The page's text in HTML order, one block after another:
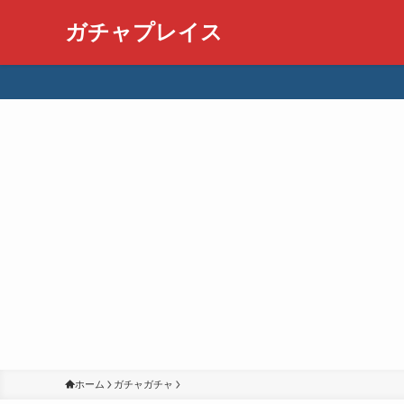
ガチャプレイス
ホーム ガチャガチャ